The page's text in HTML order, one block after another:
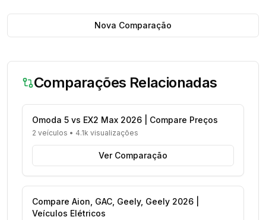
Nova Comparação
Comparações Relacionadas
Omoda 5 vs EX2 Max 2026 | Compare Preços
2 veículos • 4.1k visualizações
Ver Comparação
Compare Aion, GAC, Geely, Geely 2026 |
Veículos Elétricos